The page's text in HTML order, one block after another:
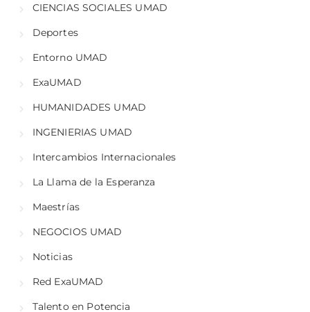
CIENCIAS SOCIALES UMAD
Deportes
Entorno UMAD
ExaUMAD
HUMANIDADES UMAD
INGENIERIAS UMAD
Intercambios Internacionales
La Llama de la Esperanza
Maestrías
NEGOCIOS UMAD
Noticias
Red ExaUMAD
Talento en Potencia